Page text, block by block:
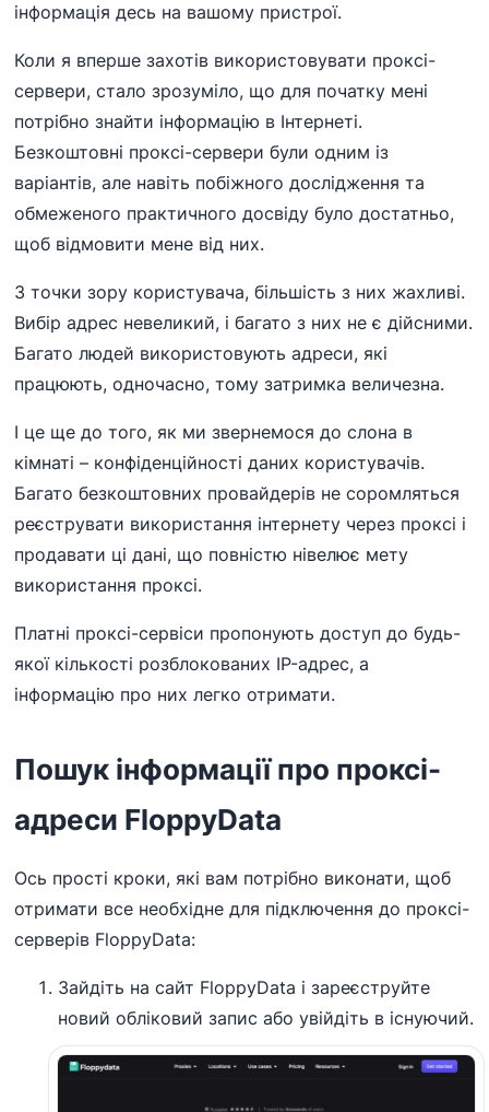
інформація десь на вашому пристрої.
Коли я вперше захотів використовувати проксі-
сервери, стало зрозуміло, що для початку мені
потрібно знайти інформацію в Інтернеті.
Безкоштовні проксі-сервери були одним із
варіантів, але навіть побіжного дослідження та
обмеженого практичного досвіду було достатньо,
щоб відмовити мене від них.
З точки зору користувача, більшість з них жахливі.
Вибір адрес невеликий, і багато з них не є дійсними.
Багато людей використовують адреси, які
працюють, одночасно, тому затримка величезна.
І це ще до того, як ми звернемося до слона в
кімнаті – конфіденційності даних користувачів.
Багато безкоштовних провайдерів не соромляться
реєструвати використання інтернету через проксі і
продавати ці дані, що повністю нівелює мету
використання проксі.
Платні проксі-сервіси пропонують доступ до будь-
якої кількості розблокованих IP-адрес, а
інформацію про них легко отримати.
Пошук інформації про проксі-
адреси FloppyData
Ось прості кроки, які вам потрібно виконати, щоб
отримати все необхідне для підключення до проксі-
серверів FloppyData:
Зайдіть на сайт FloppyData і зареєструйте
новий обліковий запис або увійдіть в існуючий.